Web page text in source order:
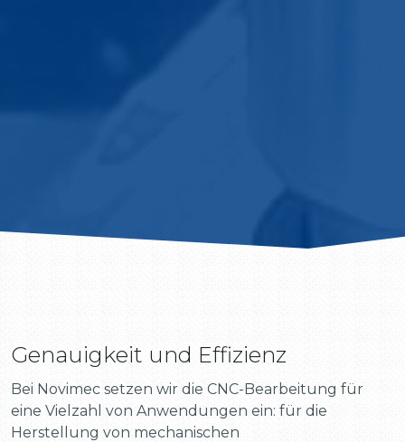
Genauigkeit und Effizienz
Bei Novimec setzen wir die CNC-Bearbeitung für
eine Vielzahl von Anwendungen ein: für die
Herstellung von mechanischen